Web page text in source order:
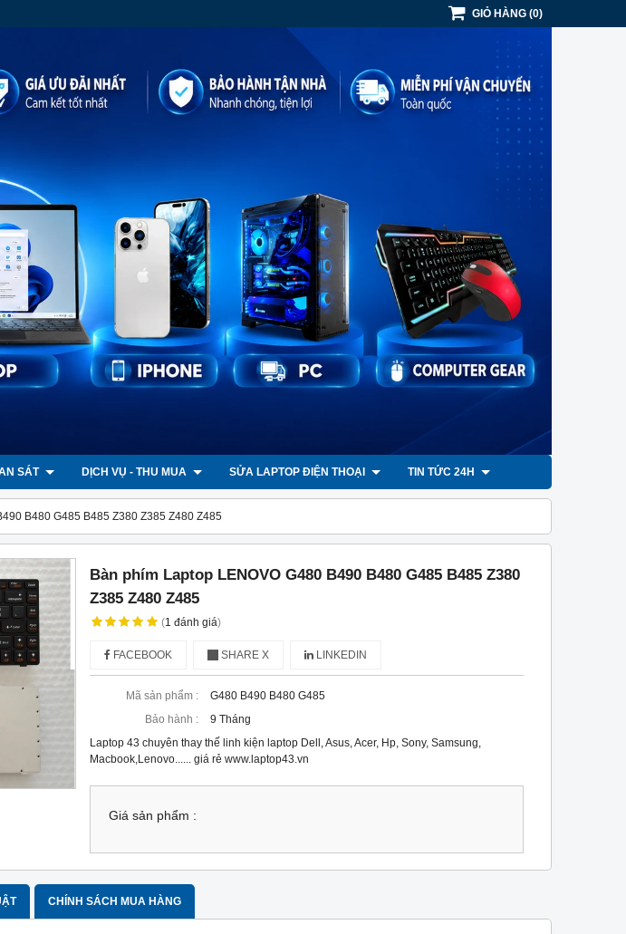
GIỎ HÀNG (0)
SÁT DỊCH VỤ - THU MUA SỬA LAPTOP ĐIỆN THOẠI TIN TỨC 24H
B480 G485 B485 Z380 Z385 Z480 Z485
Bàn phím Laptop LENOVO G480 B490 B480 G485 B485 Z380
Z385 Z480 Z485
(1đánh giá)
FACEBOOK SHARE X LINKEDIN
Mã sản phẩm :
G480 B490 B480 G485
Bảo hành :
9 Tháng
Laptop 43 chuyên thay thế linh kiện laptop Dell, Asus, Acer, Hp, Sony, Samsung,
Macbook,Lenovo...... giá rẻ www.laptop43.vn
Giá sản phẩm :
CHÍNH SÁCH MUA HÀNG